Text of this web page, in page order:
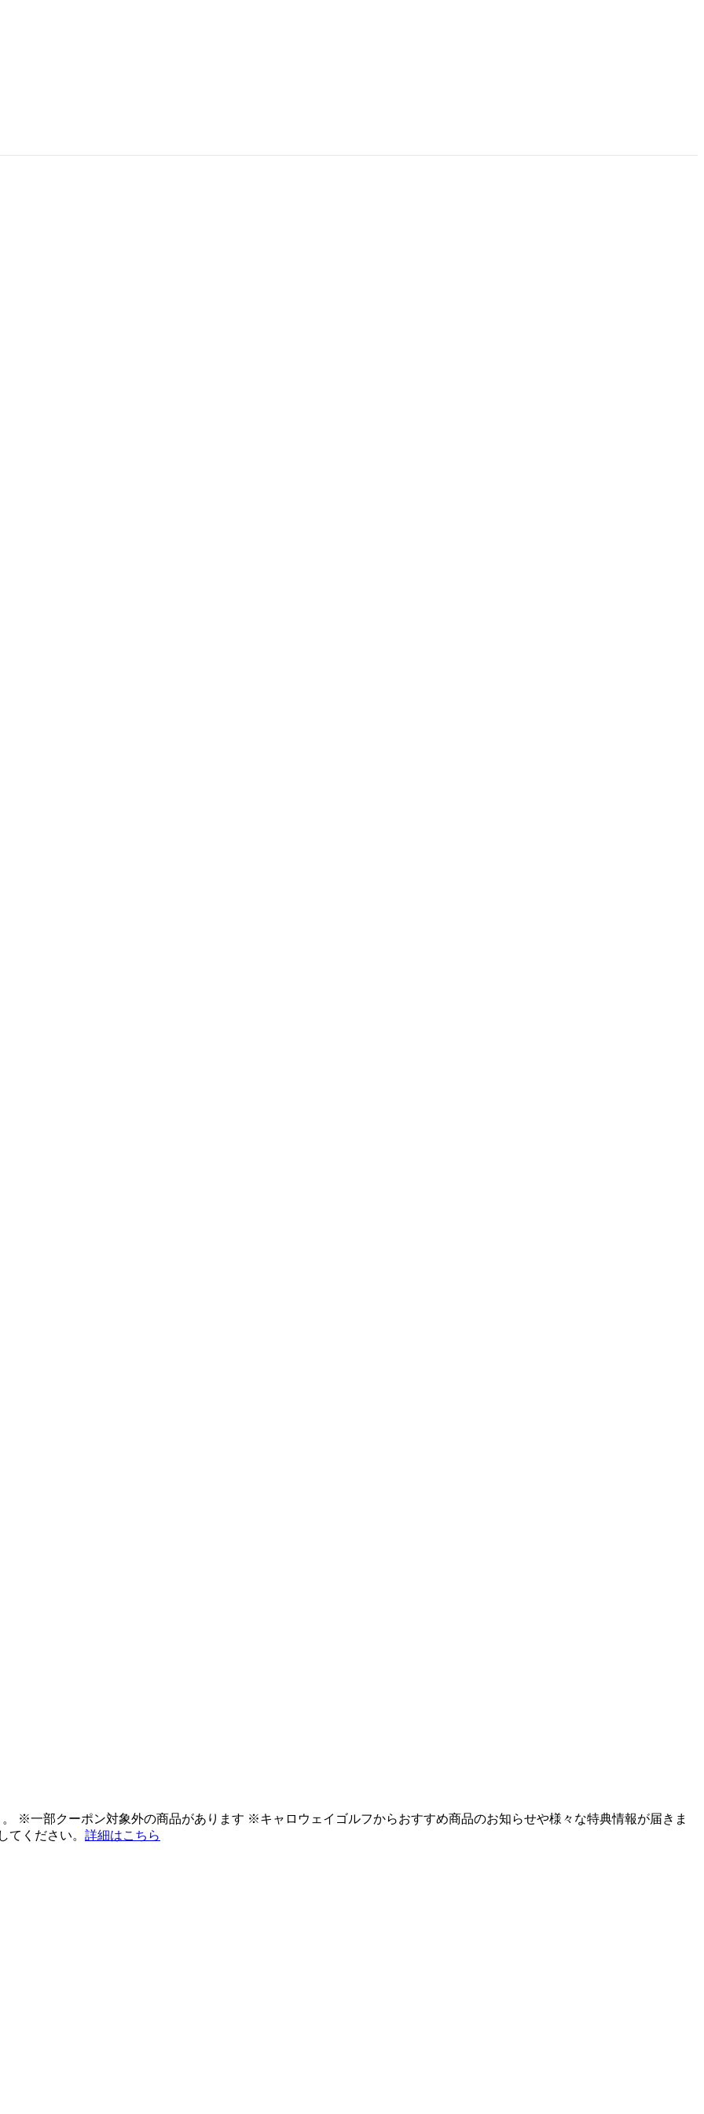
※一部クーポン対象外の商品があります ※キャロウェイゴルフからおすすめ商品のお知らせや様々な特典情報が届きま
てください。 詳細はこちら